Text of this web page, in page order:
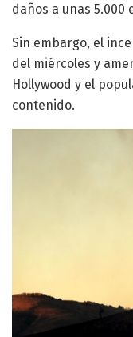
daños a unas 5.000
Sin embargo, el
del miércoles y
Hollywood y el
contenido.